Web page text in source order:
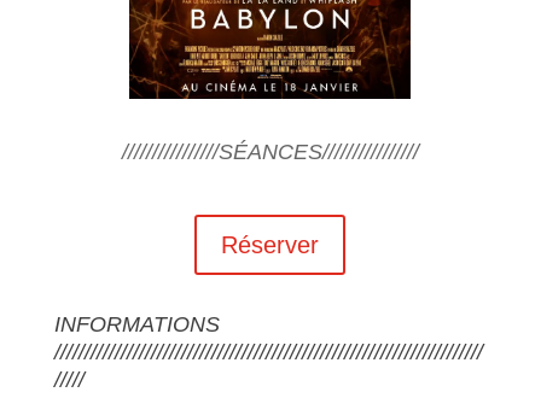
////////////////SÉANCES////////////////
Réserver
INFORMATIONS
///////////////////////////////////////////////////////////////////////
/////